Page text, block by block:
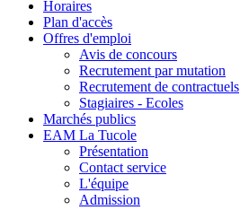
Horaires
Plan d'accès
Offres d'emploi
Avis de concours
Recrutement par mutation
Recrutement de contractuels
Stagiaires - Ecoles
Marchés publics
EAM La Tucole
Présentation
Contact service
L'équipe
Admission